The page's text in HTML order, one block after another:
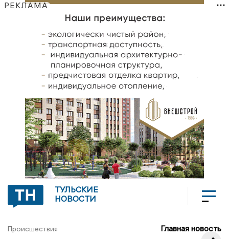
РЕКЛАМА
ТУЛЬСКИЕ
НОВОСТИ
Происшествия Главная новость